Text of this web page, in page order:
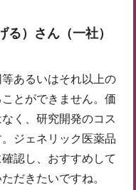
）さん（一社）
あるいはそれ以上の
とができません。価
く、研究開発のコス
ジェネリック医薬品
認し、おすすめして
だきたいですね。